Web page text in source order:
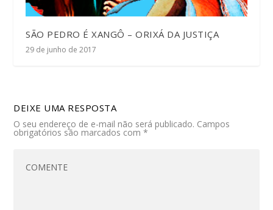
SÃO PEDRO É XANGÔ – ORIXÁ DA JUSTIÇA
29 de junho de 2017
DEIXE UMA RESPOSTA
O seu endereço de e-mail não será publicado. Campos
obrigatórios são marcados com*